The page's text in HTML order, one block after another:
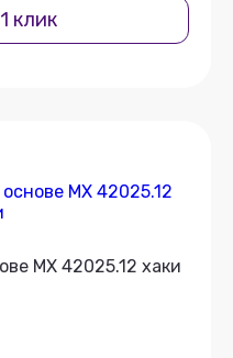
клик
МХ 42025.12 хаки